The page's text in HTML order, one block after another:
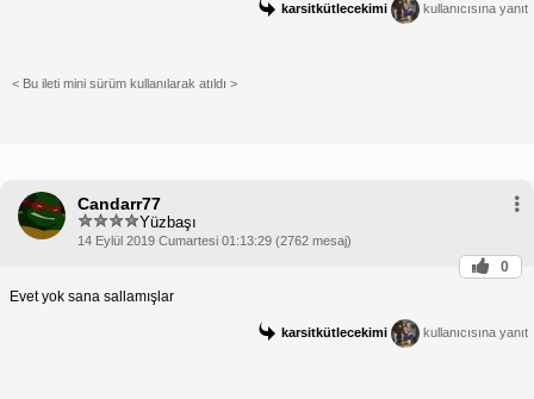
karsitkütlecekimi kullanıcısına yanıt
< Bu ileti mini sürüm kullanılarak atıldı >
Candarr77
Yüzbaşı
14 Eylül 2019 Cumartesi 01:13:29 (2762 mesaj)
0
Evet yok sana sallamışlar
karsitkütlecekimi kullanıcısına yanıt